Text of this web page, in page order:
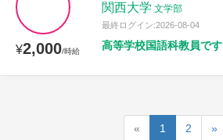
¥2,000/時給
関西大学 文学部
最終ログイン:2026-08-04
高等学校国語科教員です
« 1 2 »